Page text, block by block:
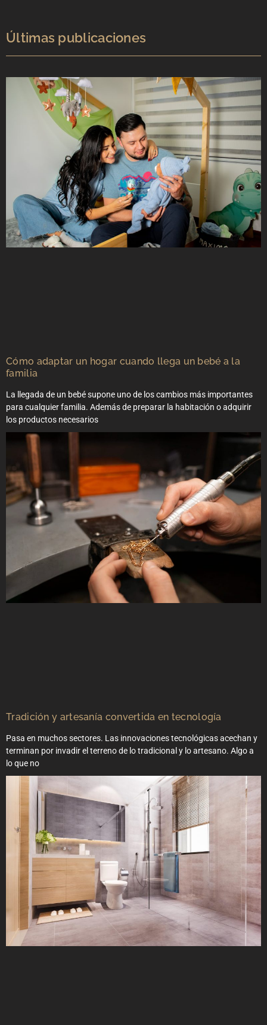
Últimas publicaciones
Cómo adaptar un hogar cuando llega un bebé a la
familia
La llegada de un bebé supone uno de los cambios más importantes
para cualquier familia. Además de preparar la habitación o adquirir
los productos necesarios
Tradición y artesanía convertida en tecnología
Pasa en muchos sectores. Las innovaciones tecnológicas acechan y
terminan por invadir el terreno de lo tradicional y lo artesano. Algo a
lo que no